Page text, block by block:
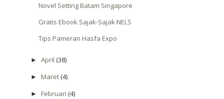
Novel Setting Batam Singapore
Gratis Ebook Sajak-Sajak NELS
Tips Pameran Hasfa Expo
► April (38)
► Maret(4)
► Februari (4)